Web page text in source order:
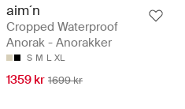
aim´n
Cropped Waterproof
Anorak - Anorakker
S M L XL
1359 kr 1699 kr